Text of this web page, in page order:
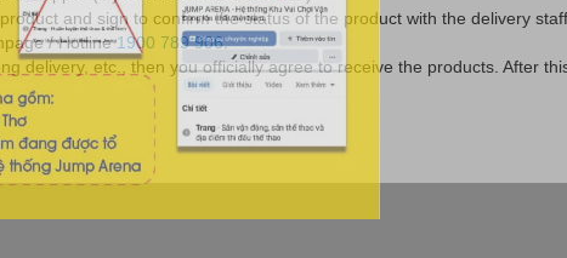
and sign to confirm the status of the product with the delivery
/ Hotline1900 789 906.
delivery, etc., then you officially agree to receive the products. After